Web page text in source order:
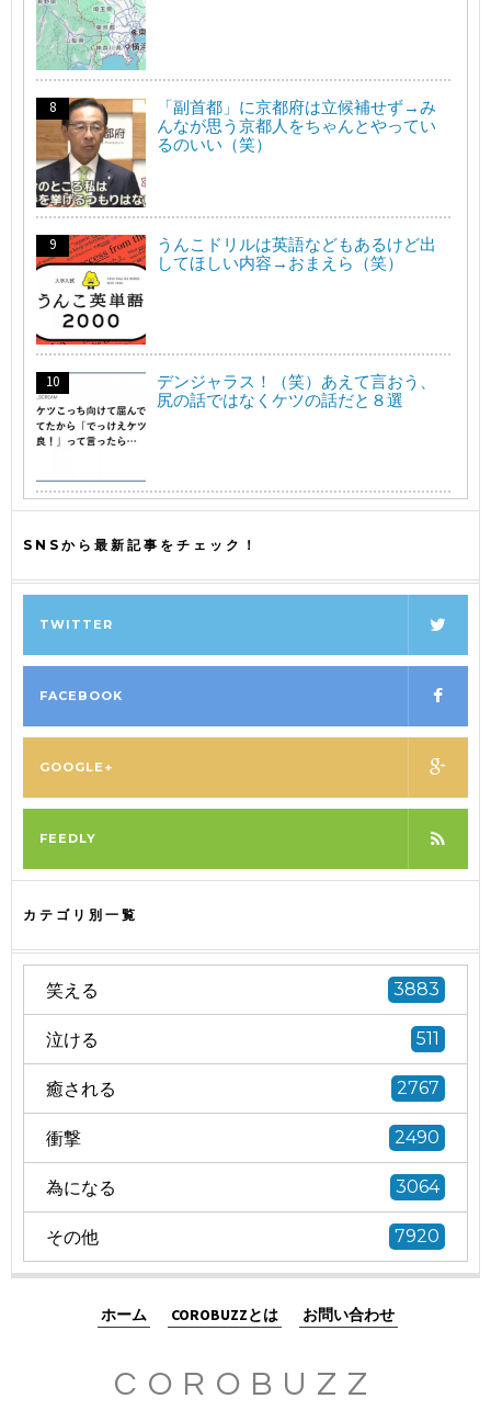
「副首都」に京都府は立候補せず→み
んなが思う京都人をちゃんとやってい
るのいい（笑）
うんこドリルは英語などもあるけど出
してほしい内容→おまえら（笑）
デンジャラス！（笑）あえて言おう、
尻の話ではなくケツの話だと８選
SNSから最新記事をチェック！
TWITTER
FACEBOOK
GOOGLE+
FEEDLY
カテゴリ別一覧
笑える 3883
泣ける 511
癒される 2767
衝撃 2490
為になる 3064
その他 7920
ホーム COROBUZZとは お問い合わせ
COROBUZZ